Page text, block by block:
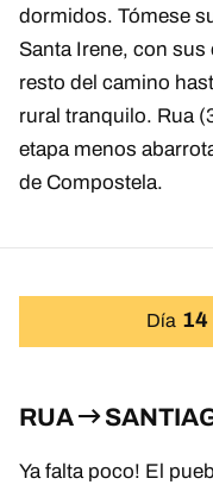
dormidos. Tómese
Santa Irene, con
resto del camino
rural tranquilo. Rua
etapa menos
de Compostela.
Día 14
RUA
Ya falta poco! El